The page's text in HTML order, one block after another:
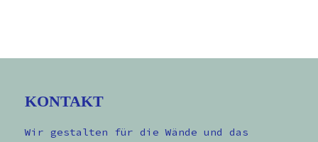
KONTAKT
Wir gestalten für die Wände und das